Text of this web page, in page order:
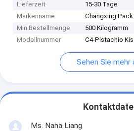
Lieferzeit
15-30 Tage
Markenname
Changxing Pack
Min Bestellmenge
500 Kilogramm
Modellnummer
C4-Pistachio
Sehen Sie mehr
Ms. Nana Liang